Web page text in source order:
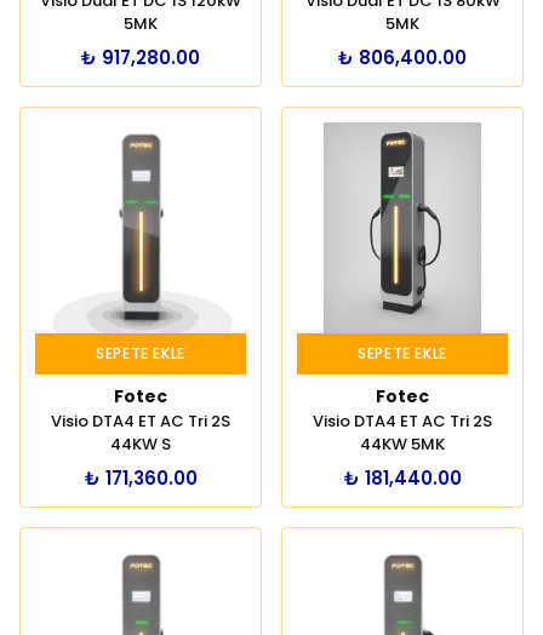
5MK
₺ 917,280.00
5MK
₺ 806,400.00
SEPETE EKLE
Fotec
Visio DTA4 ET AC Tri 2S
44KW S
₺ 171,360.00
SEPETE EKLE
Fotec
Visio DTA4 ET AC Tri 2S
44KW 5MK
₺ 181,440.00